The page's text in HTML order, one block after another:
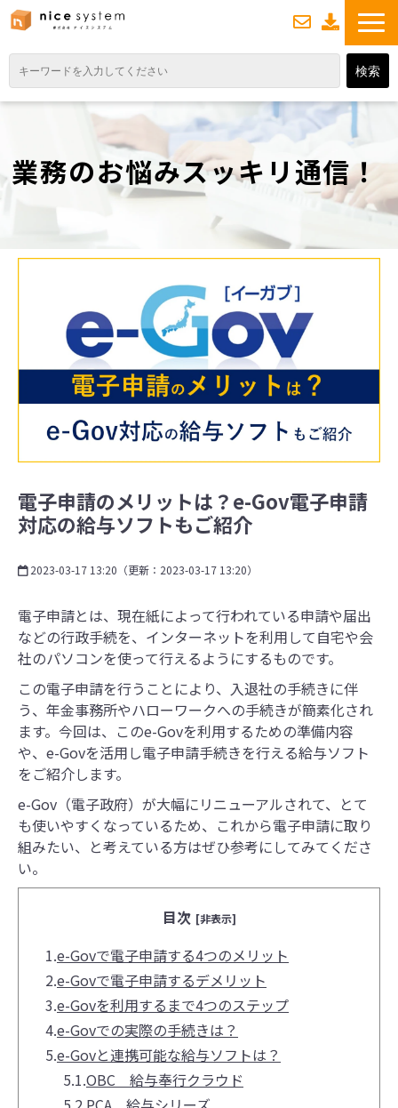
TOP
サービス紹介
業務DXソリューション
業務から探す
よくあるご質問
業務のお悩みスッキリ通信！
電子申請のメリットは？e-Gov電子申請
対応の給与ソフトもご紹介
2023-03-17 13:20 （更新： 2023-03-17 13:20）
電子申請とは、現在紙によって行われている申請や届出
などの行政手続を、インターネットを利用して自宅や会
社のパソコンを使って行えるようにするものです。
この電子申請を行うことにより、入退社の手続きに伴
う、年金事務所やハローワークへの手続きが簡素化され
ます。 今回は、 このe-Govを利用するための準備内容
や、e-Govを活用し電子申請手続きを行える給与ソフト
をご紹介します。
e-Gov（電子政府）が大幅にリニューアルされて、とて
も使いやすくなっているため、これから電子申請に取り
組みたい、と考えている方はぜひ参考にしてみてくださ
い。
目次 [非表示]
1.e-Govで電子申請する4つのメリット
2.e-Govで電子申請するデメリット
3.e-Govを利用するまで4つのステップ
4.e-Govでの実際の手続きは？
5.e-Govと連携可能な給与ソフトは？
5.1.OBC 給与奉行クラウド